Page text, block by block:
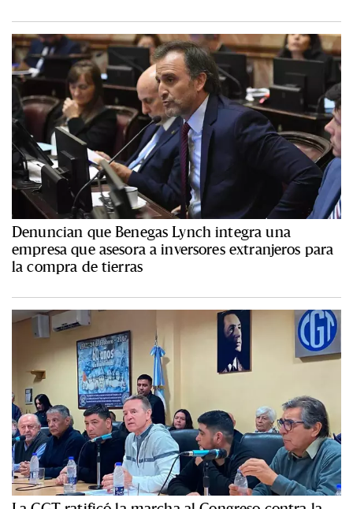
Denuncian que Benegas Lynch integra una
empresa que asesora a inversores extranjeros para
la compra de tierras